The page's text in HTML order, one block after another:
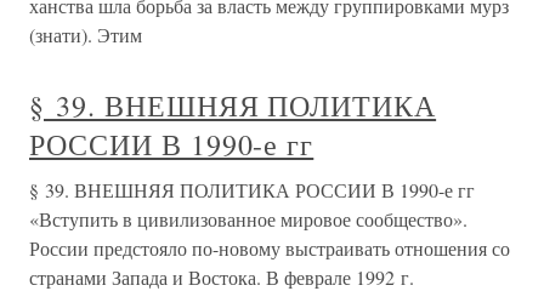
ханства шла борьба за власть между группировками мурз
(знати). Этим
§ 39. ВНЕШНЯЯ ПОЛИТИКА
РОССИИ В 1990-е гг
§ 39. ВНЕШНЯЯ ПОЛИТИКА РОССИИ В 1990-е гг
«Вступить в цивилизованное мировое сообщество».
России предстояло по-новому выстраивать отношения со
странами Запада и Востока. В феврале 1992 г.